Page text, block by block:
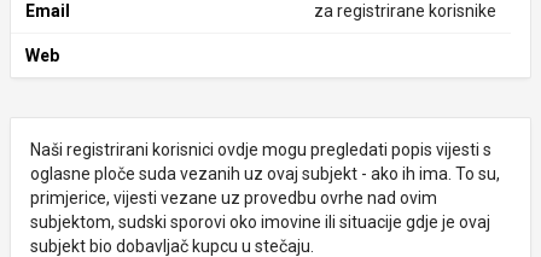
Email za registrirane korisnike
Web
Naši registrirani korisnici ovdje mogu pregledati popis vijesti s
oglasne ploče suda vezanih uz ovaj subjekt - ako ih ima. To su,
primjerice, vijesti vezane uz provedbu ovrhe nad ovim
subjektom, sudski sporovi oko imovine ili situacije gdje je ovaj
subjekt bio dobavljač kupcu u stečaju.